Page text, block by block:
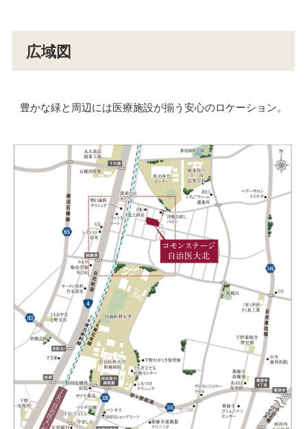
広域図
豊かな緑と周辺には医療施設が揃う安心のロケーション。